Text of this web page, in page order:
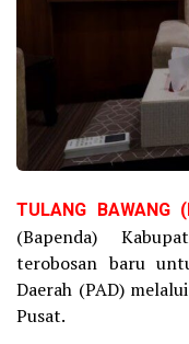
TULANG BAWANG
(Bapenda)
terobosan baru
Daerah (PAD)
Pusat.